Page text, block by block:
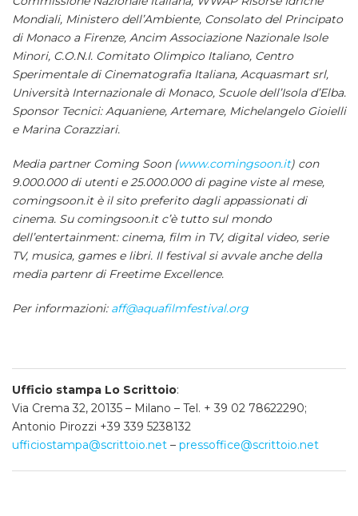
Mondiali, Ministero dell’Ambiente, Consolato del Principato
di Monaco a Firenze, Ancim Associazione Nazionale Isole
Minori, C.O.N.I. Comitato Olimpico Italiano, Centro
Sperimentale di Cinematografia Italiana, Acquasmart srl,
Università Internazionale di Monaco, Scuole dell’Isola d’Elba.
Sponsor Tecnici: Aquaniene, Artemare, Michelangelo Gioielli
e Marina Corazziari.
Media partner Coming Soon (www.comingsoon.it) con
9.000.000 di utenti e 25.000.000 di pagine viste al mese,
comingsoon.it è il sito preferito dagli appassionati di
cinema. Su comingsoon.it c’è tutto sul mondo
dell’entertainment: cinema, film in TV, digital video, serie
TV, musica, games e libri. Il festival si avvale anche della
media partenr di Freetime Excellence.
Per informazioni: aff@aquafilmfestival.org
Ufficio stampa Lo Scrittoio:
Via Crema 32, 20135 – Milano – Tel. + 39 02 78622290;
Antonio Pirozzi +39 339 5238132
ufficiostampa@scrittoio.net – pressoffice@scrittoio.net